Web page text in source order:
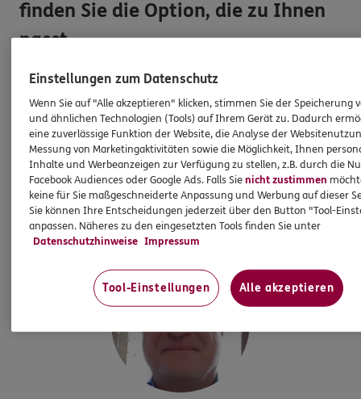
finden Sie die Option, die zu Ihnen
passt.
Nehmen Sie einfach Kontakt mit uns auf oder schließen
Sie direkt ab
Angebot anfordern
UNSER TEAM
Unser Team am StandortERGO
Versicherung Jan Behrendt
Einstellungen zum Datenschutz
Wenn Sie auf "Alle akzeptieren" klicken, stimmen Sie der Speicherung
und ähnlichen Technologien (Tools) auf Ihrem Gerät zu. Dadurch
eine zuverlässige Funktion der Website, die Analyse der
Messung von Marketingaktivitäten sowie die Möglichkeit, Ihnen
Inhalte und Werbeanzeigen zur Verfügung zu stellen, z.B. durch die
Facebook Audiences oder Google Ads. Falls Sienicht zustimmen
keine für Sie maßgeschneiderte Anpassung und Werbung auf dieser
Sie können Ihre Entscheidungen jederzeit über den Button "Tool-
anpassen. Näheres zu den eingesetzten Tools finden Sie unter
Datenschutzhinweise Impressum
Tool-Einstellungen Alle akzeptieren